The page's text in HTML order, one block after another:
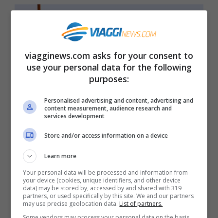
Meteo Ponte Ognissanti rovinato: in
arrivo una raffica di perturbazioni
Le previsioni meteo riguardanti i
prossimo fine settimana, occasione in
cui si celebrerà la festività di
viagginews.com asks for your consent to
use your personal data for the following
purposes:
Personalised advertising and content, advertising and
content measurement, audience research and
services development
Store and/or access information on a device
Learn more
Your personal data will be processed and information from
your device (cookies, unique identifiers, and other device
data) may be stored by, accessed by and shared with 319
partners, or used specifically by this site. We and our partners
may use precise geolocation data. List of partners.